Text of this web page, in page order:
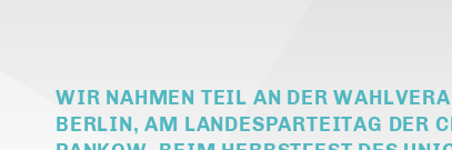
WIR NAHMEN TEIL AN DER
BERLIN, AM LANDESPARTEITAG DER